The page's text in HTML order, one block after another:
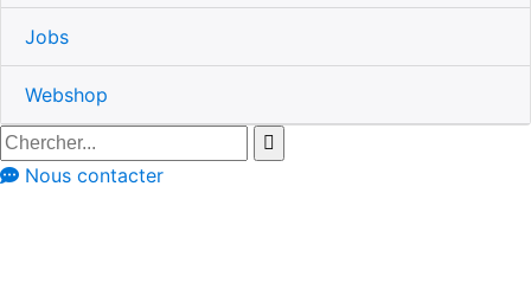
Jobs
Webshop
Nous contacter